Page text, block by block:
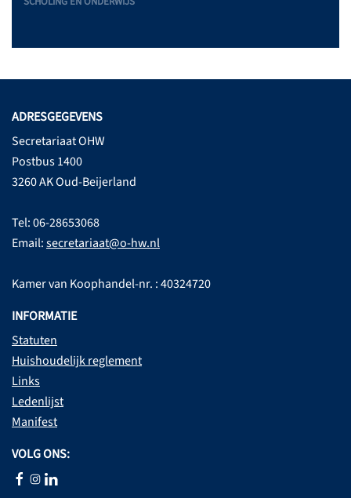
ADRESGEGEVENS
Secretariaat OHW
Postbus 1400
3260 AK Oud-Beijerland
Tel: 06-28653068
Email:secretariaat@o-hw.nl
Kamer van Koophandel-nr. : 40324720
INFORMATIE
Statuten
Huishoudelijk reglement
Links
Ledenlijst
Manifest
VOLG ONS: